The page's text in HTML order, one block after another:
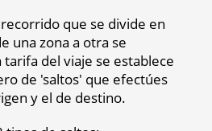
que se divide en
una zona a otra se
del viaje se establece
de 'saltos' que efectúes
y el de destino.